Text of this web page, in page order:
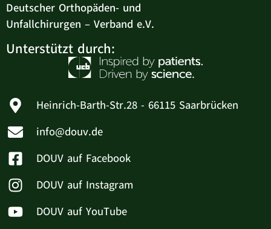
Deutscher Orthopäden- und
Unfallchirurgen – Verband e.V.
Unterstützt durch:
Heinrich-Barth-Str.28 - 66115 Saarbrücken
info@douv.de
DOUV auf Facebook
DOUV auf Instagram
DOUV auf YouTube